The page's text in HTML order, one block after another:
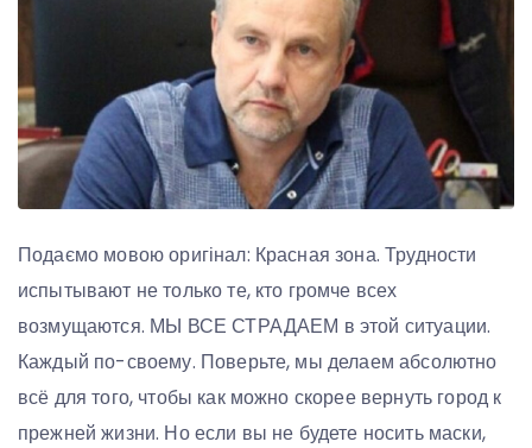
Подаємо мовою оригінал: Красная зона. Трудности
испытывают не только те, кто громче всех
возмущаются. МЫ ВСЕ СТРАДАЕМ в этой ситуации.
Каждый по-своему. Поверьте, мы делаем абсолютно
всё для того, чтобы как можно скорее вернуть город к
прежней жизни. Но если вы не будете носить маски,